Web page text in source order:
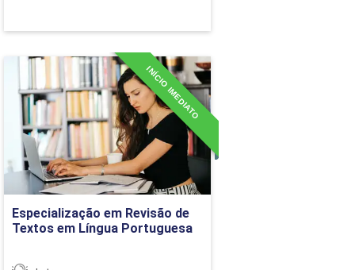
Carga Horária
10h
10h
10h
10h
Especialização em Revisão de
Textos em Língua Portuguesa
INÍCIO IMEDIATO
Especialização em Revisão
de Textos em Língua
Portuguesa
Detalhes do curso